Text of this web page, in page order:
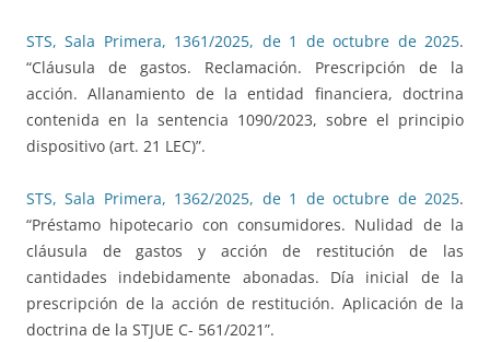
STS, Sala Primera, 1361/2025, de 1 de octubre de 2025.
“Cláusula de gastos. Reclamación. Prescripción de la
acción. Allanamiento de la entidad financiera, doctrina
contenida en la sentencia 1090/2023, sobre el principio
dispositivo (art. 21 LEC)”.
STS, Sala Primera, 1362/2025, de 1 de octubre de 2025.
“Préstamo hipotecario con consumidores. Nulidad de la
cláusula de gastos y acción de restitución de las
cantidades indebidamente abonadas. Día inicial de la
prescripción de la acción de restitución. Aplicación de la
doctrina de la STJUE C- 561/2021”.